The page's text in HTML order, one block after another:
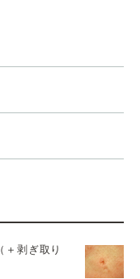
＋剥ぎ取り